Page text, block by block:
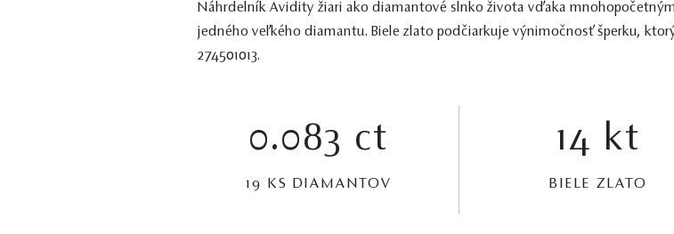
Náhrdelník Avidity žiari ako diamantové slnko života vďaka
jedného veľkého diamantu. Biele zlato podčiarkuje výnimočnosť šperku,
274501013.
0.083 ct
19 KS DIAMANTOV
14 kt
BIELE ZLATO